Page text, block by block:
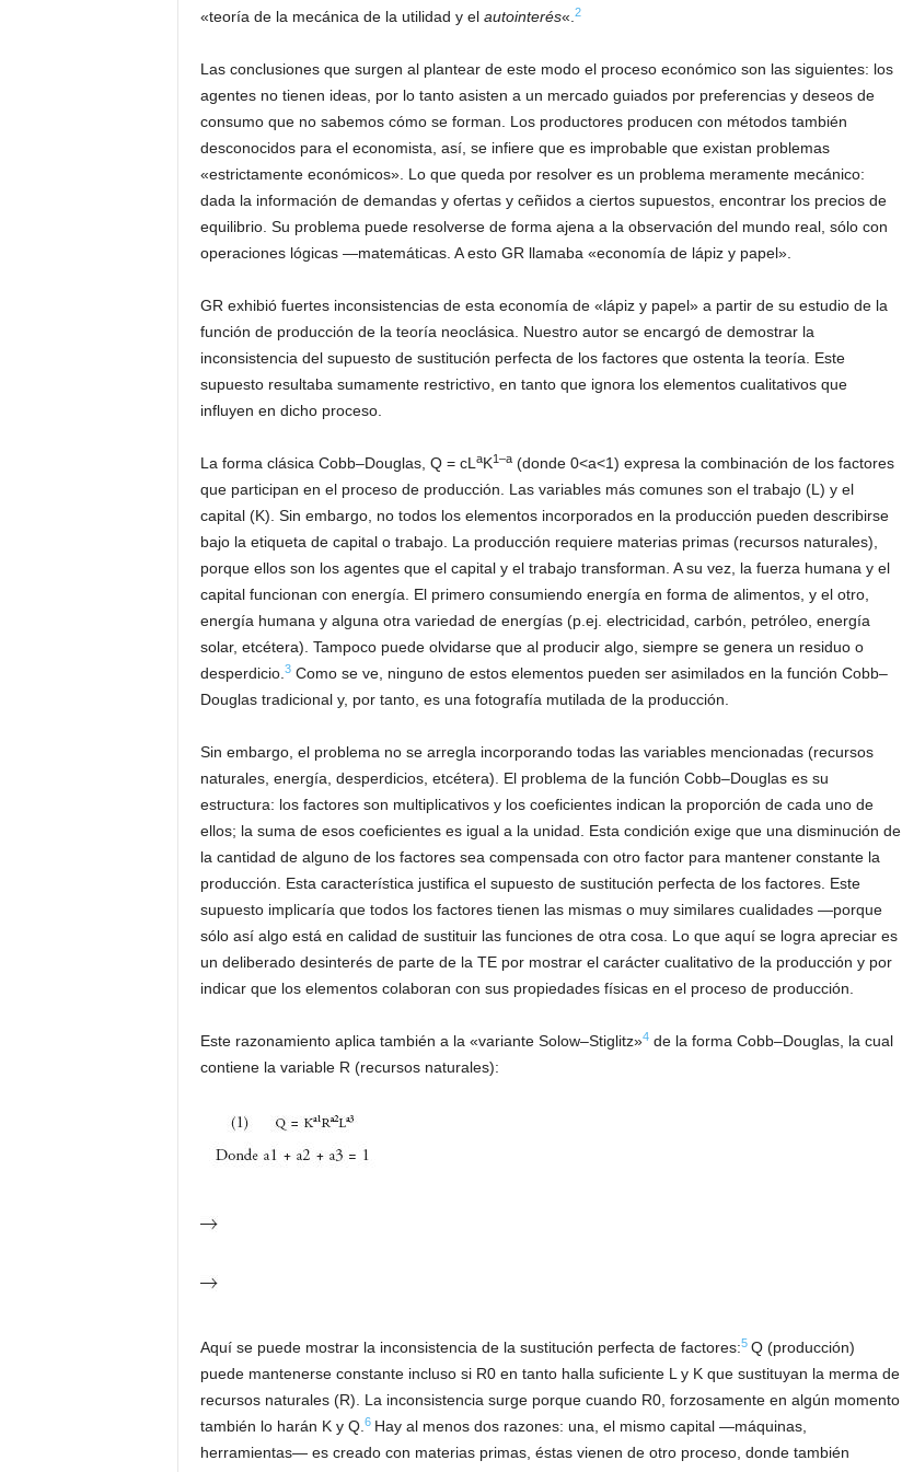
«teoría de la mecánica de la utilidad y el autointerés«. 2
Las conclusiones que surgen al plantear de este modo el proceso económico son las siguientes: los
agentes no tienen ideas, por lo tanto asisten a un mercado guiados por preferencias y deseos de
consumo que no sabemos cómo se forman. Los productores producen con métodos también
desconocidos para el economista, así, se infiere que es improbable que existan problemas
«estrictamente económicos». Lo que queda por resolver es un problema meramente mecánico:
dada la información de demandas y ofertas y ceñidos a ciertos supuestos, encontrar los precios de
equilibrio. Su problema puede resolverse de forma ajena a la observación del mundo real, sólo con
operaciones lógicas —matemáticas. A esto GR llamaba «economía de lápiz y papel».
GR exhibió fuertes inconsistencias de esta economía de «lápiz y papel» a partir de su estudio de la
función de producción de la teoría neoclásica. Nuestro autor se encargó de demostrar la
inconsistencia del supuesto de sustitución perfecta de los factores que ostenta la teoría. Este
supuesto resultaba sumamente restrictivo, en tanto que ignora los elementos cualitativos que
influyen en dicho proceso.
La forma clásica Cobb–Douglas, Q = cL aK1–a(donde 0<a<1) expresa la combinación de los factores
que participan en el proceso de producción. Las variables más comunes son el trabajo (L) y el
capital (K). Sin embargo, no todos los elementos incorporados en la producción pueden describirse
bajo la etiqueta de capital o trabajo. La producción requiere materias primas (recursos naturales),
porque ellos son los agentes que el capital y el trabajo transforman. A su vez, la fuerza humana y el
capital funcionan con energía. El primero consumiendo energía en forma de alimentos, y el otro,
energía humana y alguna otra variedad de energías (p.ej. electricidad, carbón, petróleo, energía
solar, etcétera). Tampoco puede olvidarse que al producir algo, siempre se genera un residuo o
desperdicio. 3Como se ve, ninguno de estos elementos pueden ser asimilados en la función Cobb–
Douglas tradicional y, por tanto, es una fotografía mutilada de la producción.
Sin embargo, el problema no se arregla incorporando todas las variables mencionadas (recursos
naturales, energía, desperdicios, etcétera). El problema de la función Cobb–Douglas es su
estructura: los factores son multiplicativos y los coeficientes indican la proporción de cada uno de
ellos; la suma de esos coeficientes es igual a la unidad. Esta condición exige que una disminución de
la cantidad de alguno de los factores sea compensada con otro factor para mantener constante la
producción. Esta característica justifica el supuesto de sustitución perfecta de los factores. Este
supuesto implicaría que todos los factores tienen las mismas o muy similares cualidades —porque
sólo así algo está en calidad de sustituir las funciones de otra cosa. Lo que aquí se logra apreciar es
un deliberado desinterés de parte de la TE por mostrar el carácter cualitativo de la producción y por
indicar que los elementos colaboran con sus propiedades físicas en el proceso de producción.
Este razonamiento aplica también a la «variante Solow–Stiglitz»4de la forma Cobb–Douglas, la cual
contiene la variable R (recursos naturales):
Aquí se puede mostrar la inconsistencia de la sustitución perfecta de factores:5 Q (producción)
puede mantenerse constante incluso si R0 en tanto halla suficiente L y K que sustituyan la merma de
recursos naturales (R). La inconsistencia surge porque cuando R0, forzosamente en algún momento
también lo harán K y Q. 6 Hay al menos dos razones: una, el mismo capital —máquinas,
herramientas— es creado con materias primas, éstas vienen de otro proceso, donde también